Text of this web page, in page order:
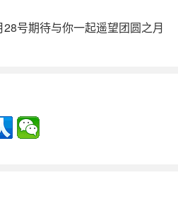
28号期待与你一起遥望团圆之月